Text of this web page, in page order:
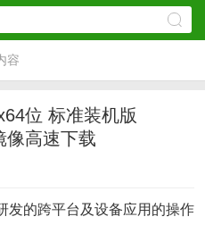
容
位 标准装机版
像高速下载
发的跨平台及设备应用的操作